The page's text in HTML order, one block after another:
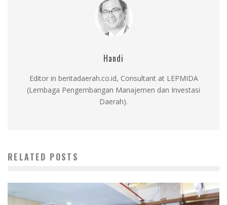
Handi
Editor in beritadaerah.co.id, Consultant at LEPMIDA
(Lembaga Pengembangan Manajemen dan Investasi
Daerah).
RELATED POSTS